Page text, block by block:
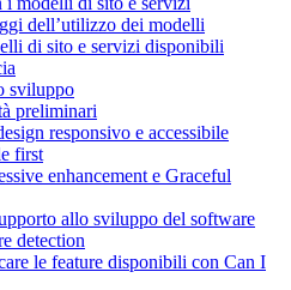
dell’utilizzo dei modelli
di sito e servizi disponibili
sviluppo
preliminari
responsivo e accessibile
first
enhancement e Graceful
allo sviluppo del software
detection
le feature disponibili con Can I